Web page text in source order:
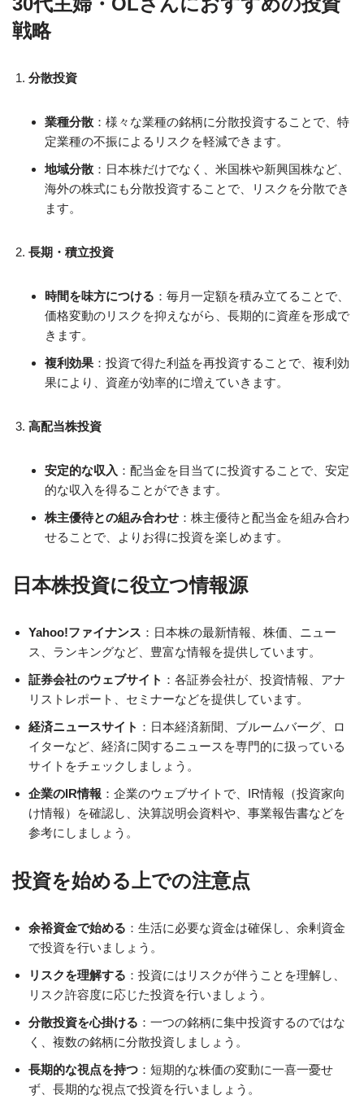
戦略
分散投資
業種分散 ：様々な業種の銘柄に分散投資することで、特
定業種の不振によるリスクを軽減できます。
地域分散 ：日本株だけでなく、米国株や新興国株など、
海外の株式にも分散投資することで、リスクを分散でき
ます。
長期・積立投資
時間を味方につける ：毎月一定額を積み立てることで、
価格変動のリスクを抑えながら、長期的に資産を形成で
きます。
複利効果 ：投資で得た利益を再投資することで、複利効
果により、資産が効率的に増えていきます。
高配当株投資
安定的な収入 ：配当金を目当てに投資することで、安定
的な収入を得ることができます。
株主優待との組み合わせ ：株主優待と配当金を組み合わ
せることで、よりお得に投資を楽しめます。
日本株投資に役立つ情報源
Yahoo!ファイナンス ：日本株の最新情報、株価、ニュー
ス、ランキングなど、豊富な情報を提供しています。
証券会社のウェブサイト ：各証券会社が、投資情報、アナ
リストレポート、セミナーなどを提供しています。
経済ニュースサイト ：日本経済新聞、ブルームバーグ、ロ
イターなど、経済に関するニュースを専門的に扱っている
サイトをチェックしましょう。
企業のIR情報 ：企業のウェブサイトで、IR情報（投資家向
け情報）を確認し、決算説明会資料や、事業報告書などを
参考にしましょう。
投資を始める上での注意点
余裕資金で始める ：生活に必要な資金は確保し、余剰資金
で投資を行いましょう。
リスクを理解する ：投資にはリスクが伴うことを理解し、
リスク許容度に応じた投資を行いましょう。
分散投資を心掛ける ：一つの銘柄に集中投資するのではな
く、複数の銘柄に分散投資しましょう。
長期的な視点を持つ ：短期的な株価の変動に一喜一憂せ
ず、長期的な視点で投資を行いましょう。